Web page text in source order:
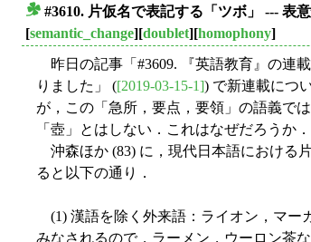
#3610. 片仮名で表記する「ツボ」 --- 表
[semantic_change][doublet][homophony]
昨日の記事「#3609. 『英語教育』の連
りました」 ([2019-03-15-1]) で新連載につ
が，この「急所，要点，要領」の語義で
「壺」とはしない．これはなぜだろうか．
沖森ほか (83) に，現代日本語における
ると以下の通り．
(1) 漢語を除く外来語：ライオン，マー
みなされるので，ラーメン，ウーロン茶な